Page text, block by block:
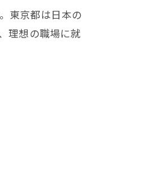
東京都は日本の
理想の職場に就